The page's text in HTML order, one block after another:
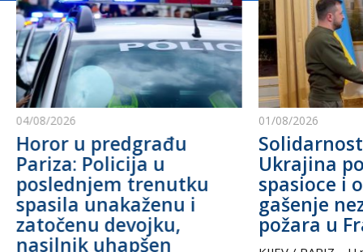
04/08/2026
Horor u predgrađu
Pariza: Policija u
poslednjem trenutku
spasila unakaženu i
zatočenu devojku,
nasilnik uhapšen
01/08/2026
Ukrajina
spasioce i
gašenje
požara u